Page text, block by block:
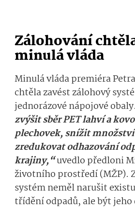
Zálohování
minulá vláda
Minulá vláda premiéra
chtěla zavést zálohový
jednorázové nápojové obaly.
zvýšit sběr PET lahví a
plechovek, snížit množství
zredukovat odhazování
krajiny,“uvedlo předloni
životního prostředí (MŽP).
systém neměl narušit
třídění odpadů, ale být